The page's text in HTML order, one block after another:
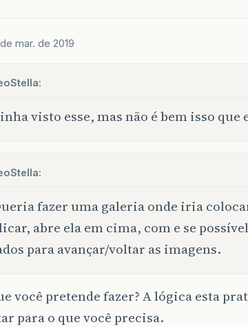
mar. de 2019
visto esse, mas não é bem isso que
fazer uma galeria onde iria
abre ela em cima, com e se
para avançar/voltar as imagens.
você pretende fazer? A lógica esta
para o que você precisa.